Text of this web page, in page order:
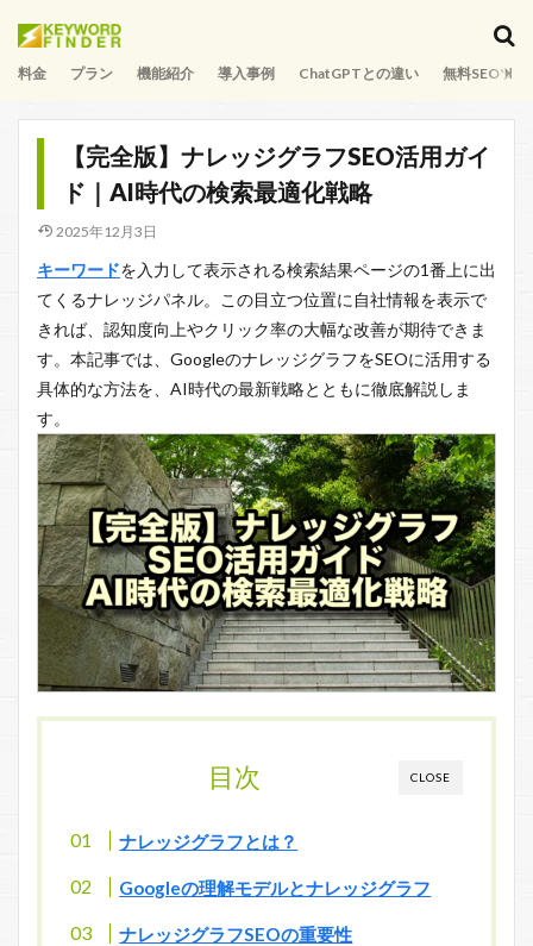
料金 プラン 機能紹介 導入事例 ChatGPTとの違い 無料SEOツー
【完全版】ナレッジグラフSEO活用ガイ
ド｜AI時代の検索最適化戦略
2025年12月3日
キーワードを入力して表示される検索結果ページの1番上に出
てくるナレッジパネル。この目立つ位置に自社情報を表示で
きれば、認知度向上やクリック率の大幅な改善が期待できま
す。本記事では、GoogleのナレッジグラフをSEOに活用する
具体的な方法を、AI時代の最新戦略とともに徹底解説しま
す。
CLOSE
目次
ナレッジグラフとは？
Googleの理解モデルとナレッジグラフ
ナレッジグラフSEOの重要性